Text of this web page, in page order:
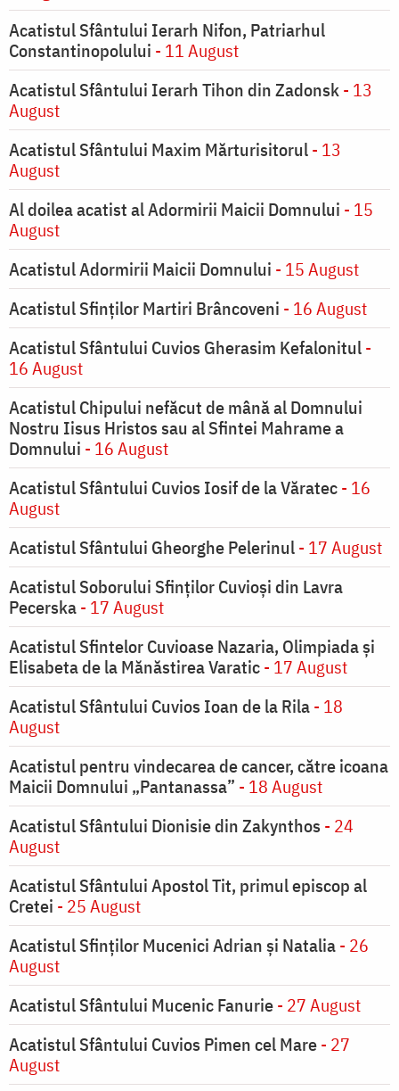
Acatistul Sfântului Ierarh Nifon, Patriarhul
Constantinopolului - 11 August
Acatistul Sfântului Ierarh Tihon din Zadonsk- 13
August
Acatistul Sfântului Maxim Mărturisitorul- 13
August
Al doilea acatist al Adormirii Maicii Domnului - 15
August
Acatistul Adormirii Maicii Domnului - 15 August
Acatistul Sfinților Martiri Brâncoveni - 16 August
Acatistul Sfântului Cuvios Gherasim Kefalonitul-
16 August
Acatistul Chipului nefăcut de mână al Domnului
Nostru Iisus Hristos sau al Sfintei Mahrame a
Domnului - 16 August
Acatistul Sfântului Cuvios Iosif de la Văratec- 16
August
Acatistul Sfântului Gheorghe Pelerinul- 17 August
Acatistul Soborului Sfinților Cuvioși din Lavra
Pecerska- 17 August
Acatistul Sfintelor Cuvioase Nazaria, Olimpiada și
Elisabeta de la Mănăstirea Varatic- 17 August
Acatistul Sfântului Cuvios Ioan de la Rila- 18
August
Acatistul pentru vindecarea de cancer, către icoana
Maicii Domnului „Pantanassa” - 18 August
Acatistul Sfântului Dionisie din Zakynthos - 24
August
Acatistul Sfântului Apostol Tit, primul episcop al
Cretei - 25 August
Acatistul Sfinților Mucenici Adrian și Natalia- 26
August
Acatistul Sfântului Mucenic Fanurie- 27 August
Acatistul Sfântului Cuvios Pimen cel Mare- 27
August